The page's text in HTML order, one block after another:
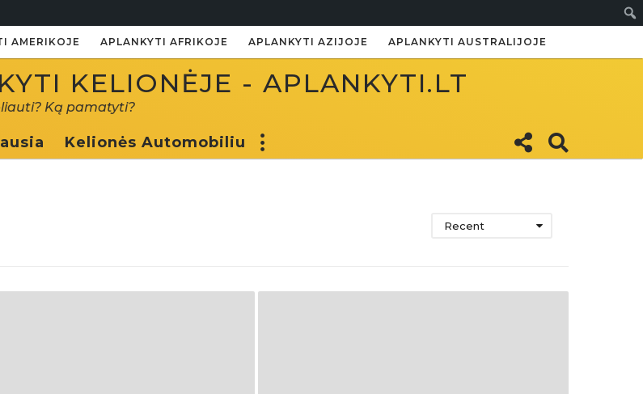
AMERIKOJE APLANKYTI AFRIKOJE APLANKYTI AZIJOJE APLANKYTI AUSTRALIJOJE
KELIONĖJE - APLANKYTI.LT
Ką pamatyti?
Kelionės Automobiliu
Recent